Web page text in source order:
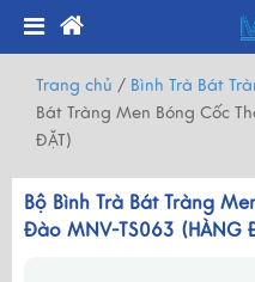
Trang chủ / Bình Trà Bát
Bát Tràng Men Bóng Cốc
ĐẶT)
Bộ Bình Trà Bát Tràng
Đào MNV-TS063 (HÀNG